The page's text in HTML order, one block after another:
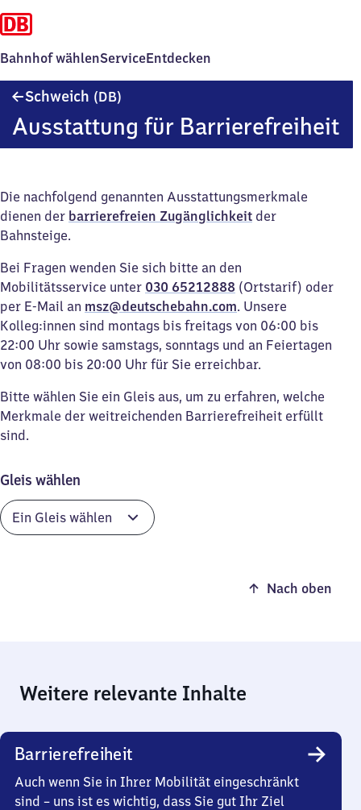
Bahnhof wählenServiceEntdecken
Schweich (DB)
Ausstattung für Barrierefreiheit
Die nachfolgend genannten Ausstattungsmerkmale
dienen der barrierefreien Zugänglichkeit der
Bahnsteige.
Bei Fragen wenden Sie sich bitte an den
Mobilitätsservice unter 030 65212888 (Ortstarif) oder
per E-Mail an msz@deutschebahn.com. Unsere
Kolleg:innen sind montags bis freitags von 06:00 bis
22:00 Uhr sowie samstags, sonntags und an Feiertagen
von 08:00 bis 20:00 Uhr für Sie erreichbar.
Bitte wählen Sie ein Gleis aus, um zu erfahren, welche
Merkmale der weitreichenden Barrierefreiheit erfüllt
sind.
Gleis wählen
Nach oben
Weitere relevante Inhalte
Barrierefreiheit
Auch wenn Sie in Ihrer Mobilität eingeschränkt
sind – uns ist es wichtig, dass Sie gut Ihr Ziel